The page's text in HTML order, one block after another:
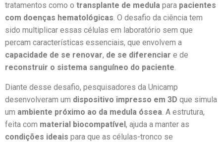
tratamentos como o transplante de medula para pacientes
com doenças hematológicas. O desafio da ciência tem
sido multiplicar essas células em laboratório sem que
percam características essenciais, que envolvem a
capacidade de se renovar, de se diferenciar e de
reconstruir o sistema sanguíneo do paciente.
Diante desse desafio, pesquisadores da Unicamp
desenvolveram um dispositivo impresso em 3D que simula
um ambiente próximo ao da medula óssea . A estrutura,
feita com material biocompatível, ajuda a manter as
condições ideais para que as células-tronco se